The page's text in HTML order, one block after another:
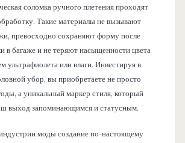
соломка ручного плетения проходят
Такие материалы не вызывают
превосходно сохраняют форму после
в багаже и не теряют насыщенности цвета
ультрафиолета или влаги. Инвестируя в
убор, вы приобретаете не просто
а уникальный маркер стиля, который
выход запоминающимся и статусным.
моды создание по-настоящему